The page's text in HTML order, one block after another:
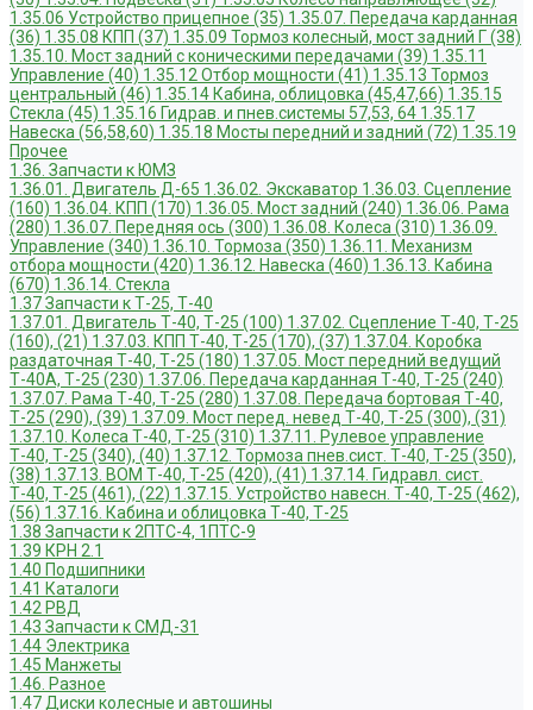
1.35.06 Устройство прицепное (35) 1.35.07. Передача карданная
(36) 1.35.08 КПП (37) 1.35.09 Тормоз колесный, мост задний Г (38)
1.35.10. Мост задний с коническими передачами (39) 1.35.11
Управление (40) 1.35.12 Отбор мощности (41) 1.35.13 Тормоз
центральный (46) 1.35.14 Кабина, облицовка (45,47,66) 1.35.15
Стекла (45) 1.35.16 Гидрав. и пнев.системы 57,53, 64 1.35.17
Навеска (56,58,60) 1.35.18 Мосты передний и задний (72) 1.35.19
Прочее
1.36. Запчасти к ЮМЗ
1.36.01. Двигатель Д-65 1.36.02. Экскаватор 1.36.03. Сцепление
(160) 1.36.04. КПП (170) 1.36.05. Мост задний (240) 1.36.06. Рама
(280) 1.36.07. Передняя ось (300) 1.36.08. Колеса (310) 1.36.09.
Управление (340) 1.36.10. Тормоза (350) 1.36.11. Механизм
отбора мощности (420) 1.36.12. Навеска (460) 1.36.13. Кабина
(670) 1.36.14. Стекла
1.37 Запчасти к Т-25, Т-40
1.37.01. Двигатель Т-40, Т-25 (100) 1.37.02. Сцепление Т-40, Т-25
(160), (21) 1.37.03. КПП Т-40, Т-25 (170), (37) 1.37.04. Коробка
раздаточная Т-40, Т-25 (180) 1.37.05. Мост передний ведущий
Т-40А, Т-25 (230) 1.37.06. Передача карданная Т-40, Т-25 (240)
1.37.07. Рама Т-40, Т-25 (280) 1.37.08. Передача бортовая Т-40,
Т-25 (290), (39) 1.37.09. Мост перед. невед Т-40, Т-25 (300), (31)
1.37.10. Колеса Т-40, Т-25 (310) 1.37.11. Рулевое управление
Т-40, Т-25 (340), (40) 1.37.12. Тормоза пнев.сист. Т-40, Т-25 (350),
(38) 1.37.13. ВОМ Т-40, Т-25 (420), (41) 1.37.14. Гидравл. сист.
Т-40, Т-25 (461), (22) 1.37.15. Устройство навесн. Т-40, Т-25 (462),
(56) 1.37.16. Кабина и облицовка Т-40, Т-25
1.38 Запчасти к 2ПТС-4, 1ПТС-9
1.39 КРН 2.1
1.40 Подшипники
1.41 Каталоги
1.42 РВД
1.43 Запчасти к СМД-31
1.44 Электрика
1.45 Манжеты
1.46. Разное
1.47 Диски колесные и автошины